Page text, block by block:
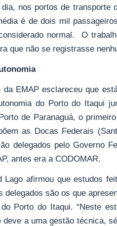
nos portos de transporte
é de dois mil
normal. O
que não se registrasse
da EMAP esclareceu que
do Porto do Itaqui
de Paranaguá, o
as Docas Federais
delegados pelo Governo
antes era a CODOMAR.
Lago afirmou que estudos
delegados são os que
Porto do Itaqui. “Neste
deve a uma gestão técnica,